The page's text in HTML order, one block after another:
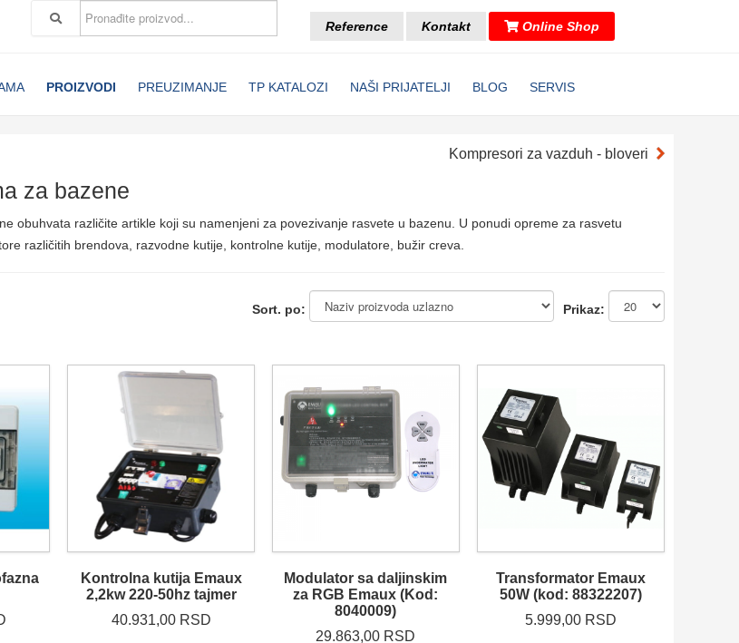
Reference Kontakt Online Shop
PROIZVODI PREUZIMANJE TP KATALOZI NAŠI PRIJATELJI BLOG SERVIS
Kompresori za vazduh - bloveri
za bazene
obuhvata različite artikle koji su namenjeni za povezivanje rasvete u bazenu. U ponudi opreme za rasvetu
različitih brendova, razvodne kutije, kontrolne kutije, modulatore, bužir creva.
Prikaz:
Sort. po:
Kontrolna kutija Emaux
2,2kw 220-50hz tajmer
40.931,00 RSD
Modulator sa daljinskim
za RGB Emaux (Kod:
8040009)
29.863,00 RSD
Transformator Emaux
50W (kod: 88322207)
5.999,00 RSD